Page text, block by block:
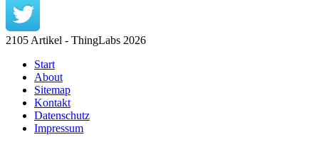
2105 Artikel - ThingLabs 2026
Start
About
Sitemap
Kontakt
Datenschutz
Impressum